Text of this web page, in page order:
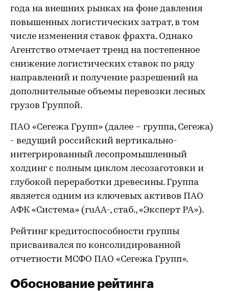
года на внешних рынках на фоне давления
повышенных логистических затрат, в том
числе изменения ставок фрахта. Однако
Агентство отмечает тренд на постепенное
снижение логистических ставок по ряду
направлений и получение разрешений на
дополнительные объемы перевозки лесных
грузов Группой.
ПАО «Сегежа Групп» (далее – группа, Сегежа)
- ведущий российский вертикально-
интегрированный лесопромышленный
холдинг с полным циклом лесозаготовки и
глубокой переработки древесины. Группа
является одним из ключевых активов ПАО
АФК «Система» (ruAA-, стаб., «Эксперт РА»).
Рейтинг кредитоспособности группы
присваивался по консолидированной
отчетности МСФО ПАО «Сегежа Групп».
Обоснование рейтинга